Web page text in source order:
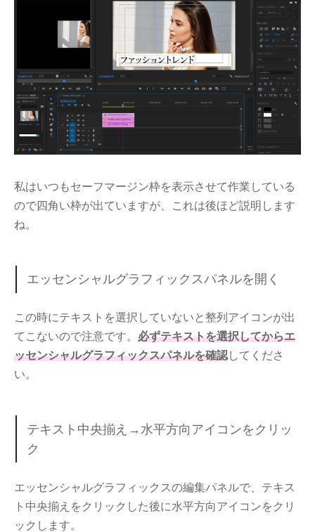
私はいつもセーフマージン枠を表示させて作業している
ので四角い枠が出ていますが、これは後ほど説明します
ね。
エッセンシャルグラフィックスパネルを開く
この時にテキストを選択していないと整列アイコンが出
てこないので注意です。 必ずテキストを選択してからエ
ッセンシャルグラフィックスパネルを確認してくださ
い。
テキスト中央揃え→水平方向アイコンをクリッ
ク
エッセンシャルグラフィックスの編集パネルで、テキス
ト中央揃えをクリックした後に水平方向アイコンをクリ
ックします。